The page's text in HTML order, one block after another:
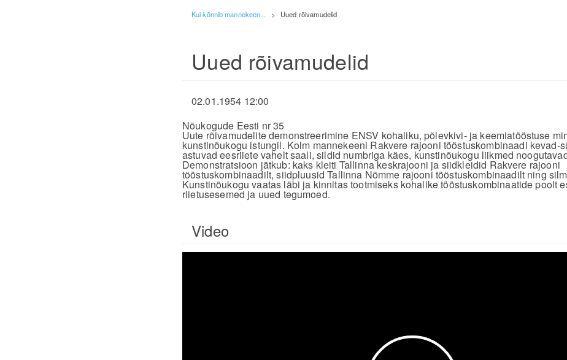
Kui kõnnib mannekeen... > Uued rõivamudelid
Uued rõivamudelid
02.01.1954 12:00
Nõukogude Eesti nr 35
Uute rõivamudelite demonstreerimine ENSV kohaliku, põlevkivi- ja keemiatööstuse
kunstinõukogu istungil. Kolm mannekeeni Rakvere rajooni tööstuskombinaadi kevad-
astuvad eesriiete vahelt saali, sildid numbriga käes, kunstinõukogu liikmed
Demonstratsioon jätkub: kaks kleiti Tallinna keskrajooni ja siidkleidid Rakvere rajooni
tööstuskombinaadilt, siidpluusid Tallinna Nõmme rajooni tööstuskombinaadilt ning
Kunstinõukogu vaatas läbi ja kinnitas tootmiseks kohalike tööstuskombinaatide poolt
riietusesemed ja uued tegumoed.
Video